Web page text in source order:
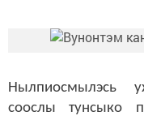
Нылпиосмылэсь
соослы тунсыко